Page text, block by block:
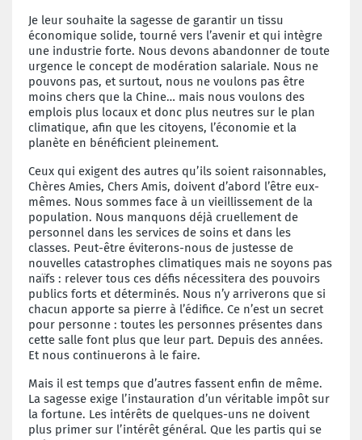
Je leur souhaite la sagesse de garantir un tissu
économique solide, tourné vers l’avenir et qui intègre
une industrie forte. Nous devons abandonner de toute
urgence le concept de modération salariale. Nous ne
pouvons pas, et surtout, nous ne voulons pas être
moins chers que la Chine… mais nous voulons des
emplois plus locaux et donc plus neutres sur le plan
climatique, afin que les citoyens, l’économie et la
planète en bénéficient pleinement.
Ceux qui exigent des autres qu’ils soient raisonnables,
Chères Amies, Chers Amis, doivent d’abord l’être eux-
mêmes. Nous sommes face à un vieillissement de la
population. Nous manquons déjà cruellement de
personnel dans les services de soins et dans les
classes. Peut-être éviterons-nous de justesse de
nouvelles catastrophes climatiques mais ne soyons pas
naïfs : relever tous ces défis nécessitera des pouvoirs
publics forts et déterminés. Nous n’y arriverons que si
chacun apporte sa pierre à l’édifice. Ce n’est un secret
pour personne : toutes les personnes présentes dans
cette salle font plus que leur part. Depuis des années.
Et nous continuerons à le faire.
Mais il est temps que d’autres fassent enfin de même.
La sagesse exige l’instauration d’un véritable impôt sur
la fortune. Les intérêts de quelques-uns ne doivent
plus primer sur l’intérêt général. Que les partis qui se